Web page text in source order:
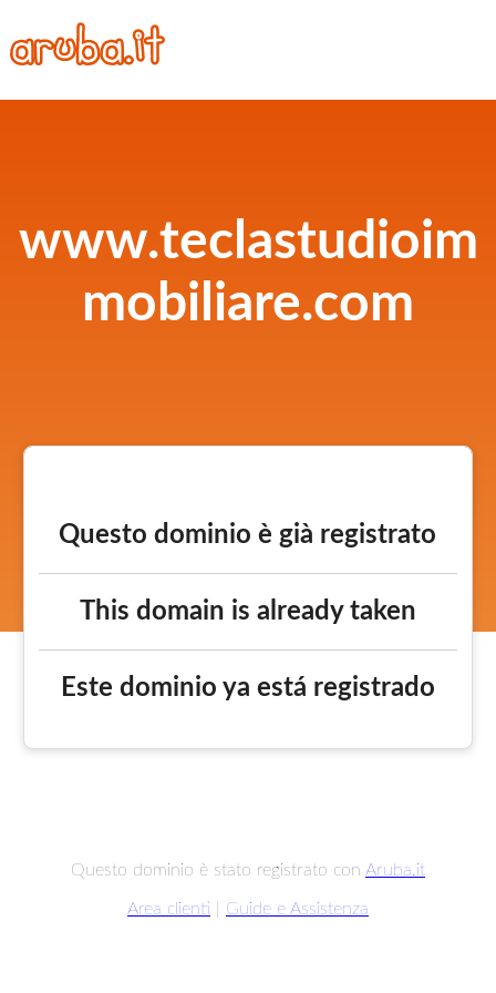
www.teclastudioim
mobiliare.com
Questo dominio è già registrato
This domain is already taken
Este dominio ya está registrado
Questo dominio è stato registrato con Aruba.it
Area clienti Guide e Assistenza